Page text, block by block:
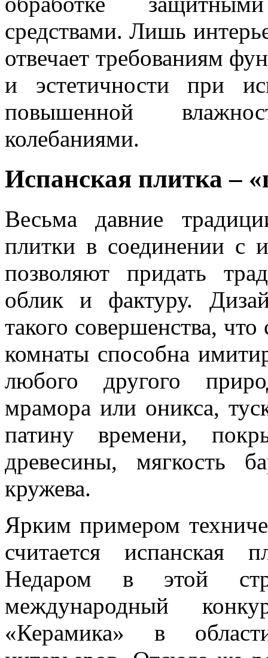
средствами. Лишь
отвечает требованиям
и эстетичности при
повышенной
колебаниями.
Испанская плитка –
Весьма давние
плитки в соединении с
позволяют придать
облик и фактуру.
такого совершенства,
комнаты способна
любого другого
мрамора или оникса,
патину времени,
древесины, мягкость
кружева.
Ярким примером
считается испанская
Недаром в этой
международный
«Керамика» в